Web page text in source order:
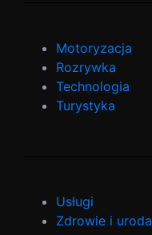
Motoryzacja
Rozrywka
Technologia
Turystyka
Usługi
Zdrowie i uroda